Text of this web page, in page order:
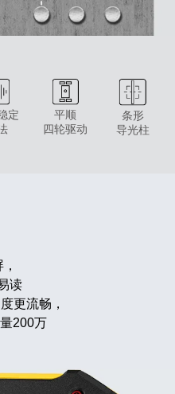
定
平顺
四轮驱动
条形
导光柱
读
更流畅，
200万